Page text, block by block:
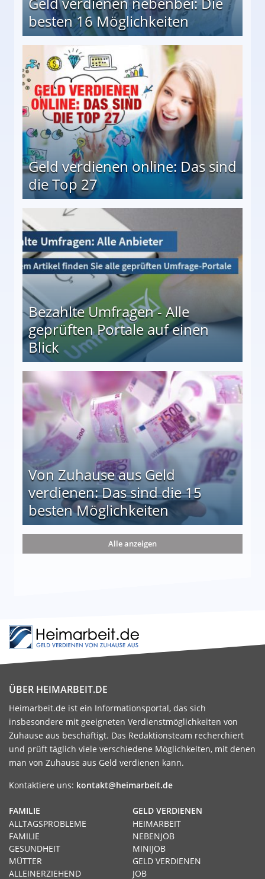
besten 16 Möglichkeiten
Geld verdienen online: Das sind
die Top 27
Bezahlte Umfragen - Alle
geprüften Portale auf einen
Blick
auf einen Blick
Von Zuhause aus Geld
verdienen: Das sind die 15
besten Möglichkeiten
die 15 besten Möglichkeiten
Alle anzeigen
ÜBER HEIMARBEIT.DE
Heimarbeit.de ist ein Informationsportal, das sich
insbesondere mit geeigneten Verdienstmöglichkeiten von
Zuhause aus beschäftigt. Das Redaktionsteam recherchiert
und prüft täglich viele verschiedene Möglichkeiten, mit denen
man von Zuhause aus Geld verdienen kann.
Kontaktiere uns: kontakt@heimarbeit.de
GELD VERDIENEN
HEIMARBEIT
NEBENJOB
MINIJOB
GELD VERDIENEN
JOB
FAMILIE
ALLTAGSPROBLEME
FAMILIE
GESUNDHEIT
MÜTTER
ALLEINERZIEHEND